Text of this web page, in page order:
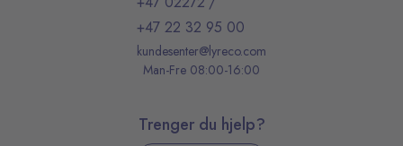
+47 22 32 95 00
kundesenter@lyreco.com
Man-Fre 08:00-16:00
Trenger du hjelp?